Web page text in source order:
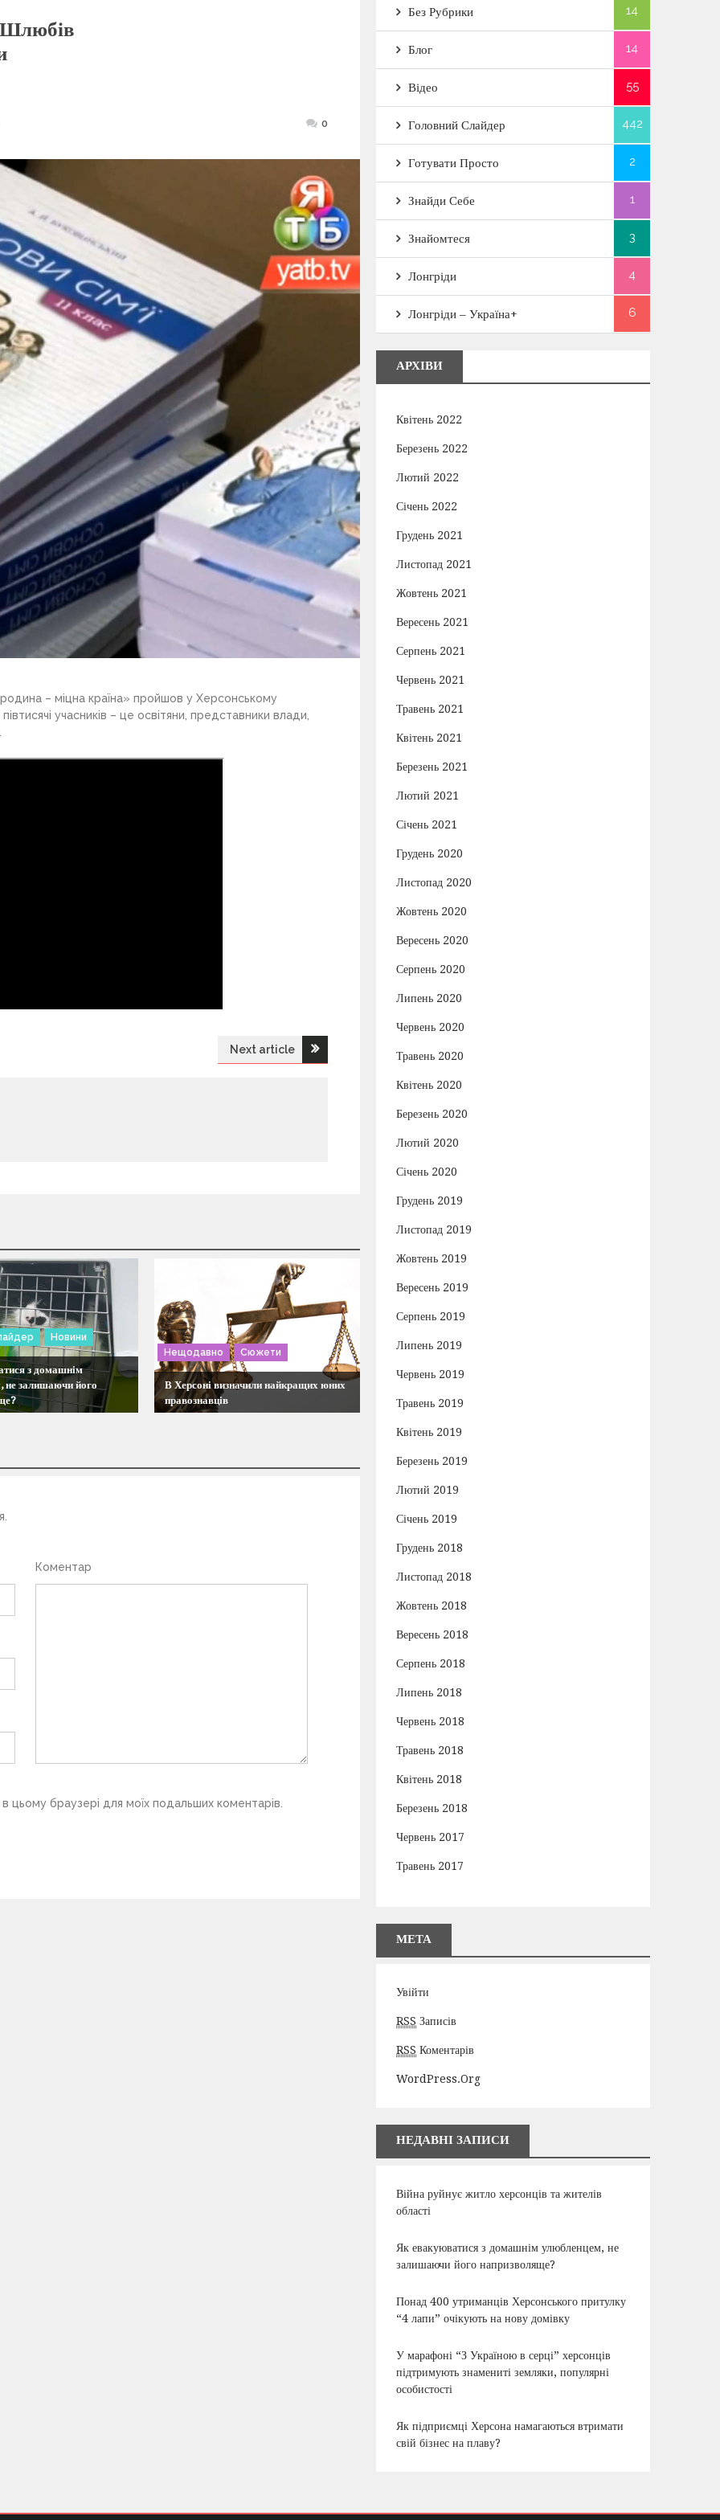
0
– міцна країна» пройшов у Херсонському
учасників – це освітяни, представники влади,
Next article
Новини
з домашнім
не залишаючи його
Нещодавно Сюжети
В Херсоні визначили найкращих юних
правознавців
Коментар
цьому браузері для моїх подальших коментарів.
Без Рубрики 14
Блог 14
Відео 55
Головний Слайдер 442
Готувати Просто 2
Знайди Себе 1
Знайомтеся 3
Лонгріди 4
Лонгріди – Україна+ 6
АРХІВИ
Квітень 2022
Березень 2022
Лютий 2022
Січень 2022
Грудень 2021
Листопад 2021
Жовтень 2021
Вересень 2021
Серпень 2021
Червень 2021
Травень 2021
Квітень 2021
Березень 2021
Лютий 2021
Січень 2021
Грудень 2020
Листопад 2020
Жовтень 2020
Вересень 2020
Серпень 2020
Липень 2020
Червень 2020
Травень 2020
Квітень 2020
Березень 2020
Лютий 2020
Січень 2020
Грудень 2019
Листопад 2019
Жовтень 2019
Вересень 2019
Серпень 2019
Липень 2019
Червень 2019
Травень 2019
Квітень 2019
Березень 2019
Лютий 2019
Січень 2019
Грудень 2018
Листопад 2018
Жовтень 2018
Вересень 2018
Серпень 2018
Липень 2018
Червень 2018
Травень 2018
Квітень 2018
Березень 2018
Червень 2017
Травень 2017
МЕТА
Увійти
RSS Записів
RSS Коментарів
WordPress.org
НЕДАВНІ ЗАПИСИ
Війна руйнує житло херсонців та жителів
області
Як евакуюватися з домашнім улюбленцем, не
залишаючи його напризволяще?
Понад 400 утриманців Херсонського притулку
“4 лапи” очікують на нову домівку
У марафоні “З Україною в серці” херсонців
підтримують знамениті земляки, популярні
особистості
Як підприємці Херсона намагаються втримати
свій бізнес на плаву?